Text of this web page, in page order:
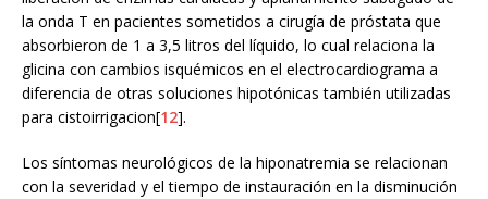
la onda T en pacientes sometidos a cirugía de próstata que
absorbieron de 1 a 3,5 litros del líquido, lo cual relaciona la
glicina con cambios isquémicos en el electrocardiograma a
diferencia de otras soluciones hipotónicas también utilizadas
para cistoirrigacion[12].
Los síntomas neurológicos de la hiponatremia se relacionan
con la severidad y el tiempo de instauración en la disminución